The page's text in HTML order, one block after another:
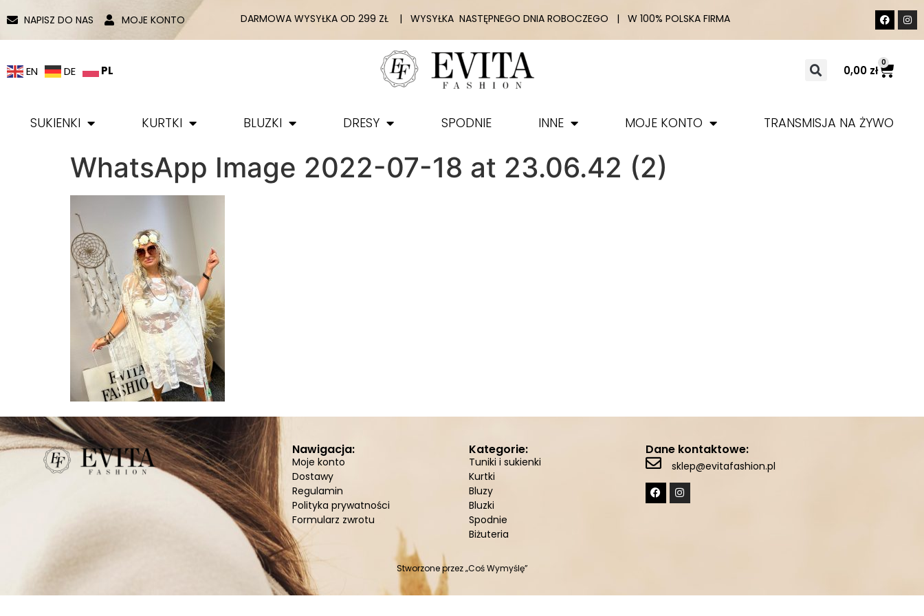
NAPISZ DO NAS MOJE KONTO DARMOWA WYSYŁKA OD 299 ZŁ | WYSYŁKA NASTĘPNEGO DNIA ROBOCZEGO | W 100% POLSKA FIRMA
EN DE PL 0,00 zł
0
SUKIENKI KURTKI BLUZKI DRESY SPODNIE INNE MOJE KONTO TRANSMISJA NA ŻYWO
WhatsApp Image 2022-07-18 at 23.06.42 (2)
Nawigacja:
Moje konto
Dostawy
Regulamin
Polityka prywatności
Formularz zwrotu
Kategorie:
Tuniki i sukienki
Kurtki
Bluzy
Bluzki
Spodnie
Biżuteria
Dane kontaktowe:
sklep@evitafashion.pl
Stworzone przez„Coś Wymyślę”